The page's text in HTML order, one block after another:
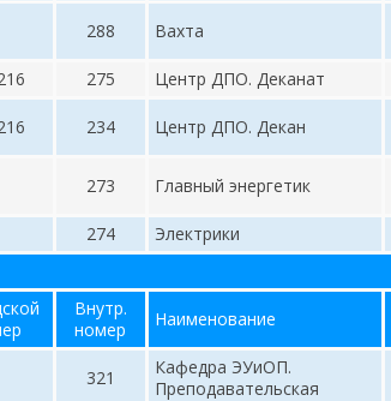
288 Вахта
275 Центр ДПО. Деканат
234 Центр ДПО. Декан
273 Главный энергетик
274 Электрики
Внутр.
номер
Наименование
321
Кафедра ЭУиОП.
Преподавательская